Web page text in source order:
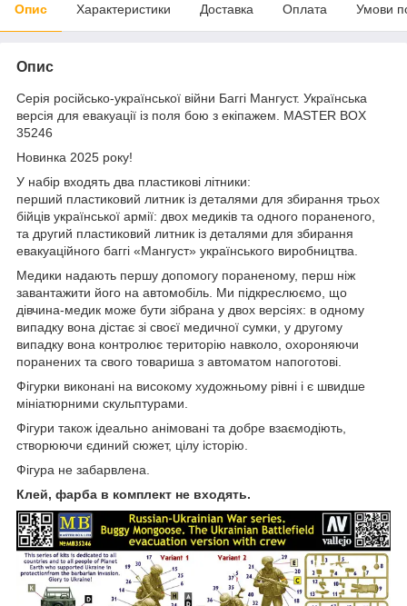
Опис Характеристики Доставка Оплата Умови
Опис
Серія російсько-української війни Баггі Мангуст. Українська
версія для евакуації із поля бою з екіпажем. MASTER BOX
35246
Новинка 2025 року!
У набір входять два пластикові літники:
перший пластиковий литник із деталями для збирання трьох
бійців української армії: двох медиків та одного пораненого,
та другий пластиковий литник із деталями для збирання
евакуаційного баггі «Мангуст» українського виробництва.
Медики надають першу допомогу пораненому, перш ніж
завантажити його на автомобіль. Ми підкреслюємо, що
дівчина-медик може бути зібрана у двох версіях: в одному
випадку вона дістає зі своєї медичної сумки, у другому
випадку вона контролює територію навколо, охороняючи
поранених та свого товариша з автоматом напоготові.
Фігурки виконані на високому художньому рівні і є швидше
мініатюрними скульптурами.
Фігури також ідеально анімовані та добре взаємодіють,
створюючи єдиний сюжет, цілу історію.
Фігура не забарвлена.
Клей, фарба в комплект не входять.